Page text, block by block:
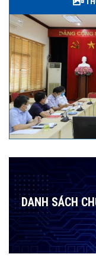
DANH SÁCH